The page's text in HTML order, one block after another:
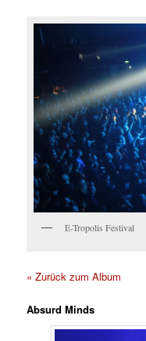
E-Tropolis Festival
« Zurück zum Album
Absurd Minds